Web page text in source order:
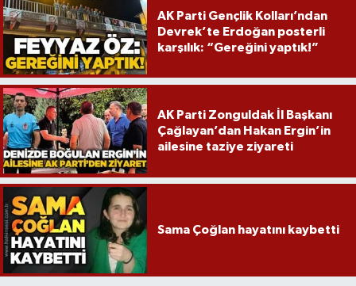
AK Parti Gençlik Kolları’ndan
Devrek’te Erdoğan posterli
karşılık: “Gereğini yaptık!”
AK Parti Zonguldak İl Başkanı
Çağlayan’dan Hakan Ergin’in
ailesine taziye ziyareti
Sama Çoğlan hayatını kaybetti